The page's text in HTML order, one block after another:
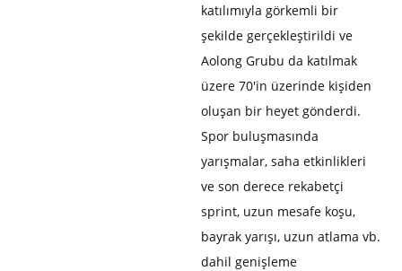
katılımıyla görkemli bir
şekilde gerçekleştirildi ve
Aolong Grubu da katılmak
üzere 70'in üzerinde kişiden
oluşan bir heyet gönderdi.
Spor buluşmasında
yarışmalar, saha etkinlikleri
ve son derece rekabetçi
sprint, uzun mesafe koşu,
bayrak yarışı, uzun atlama vb.
dahil genişleme